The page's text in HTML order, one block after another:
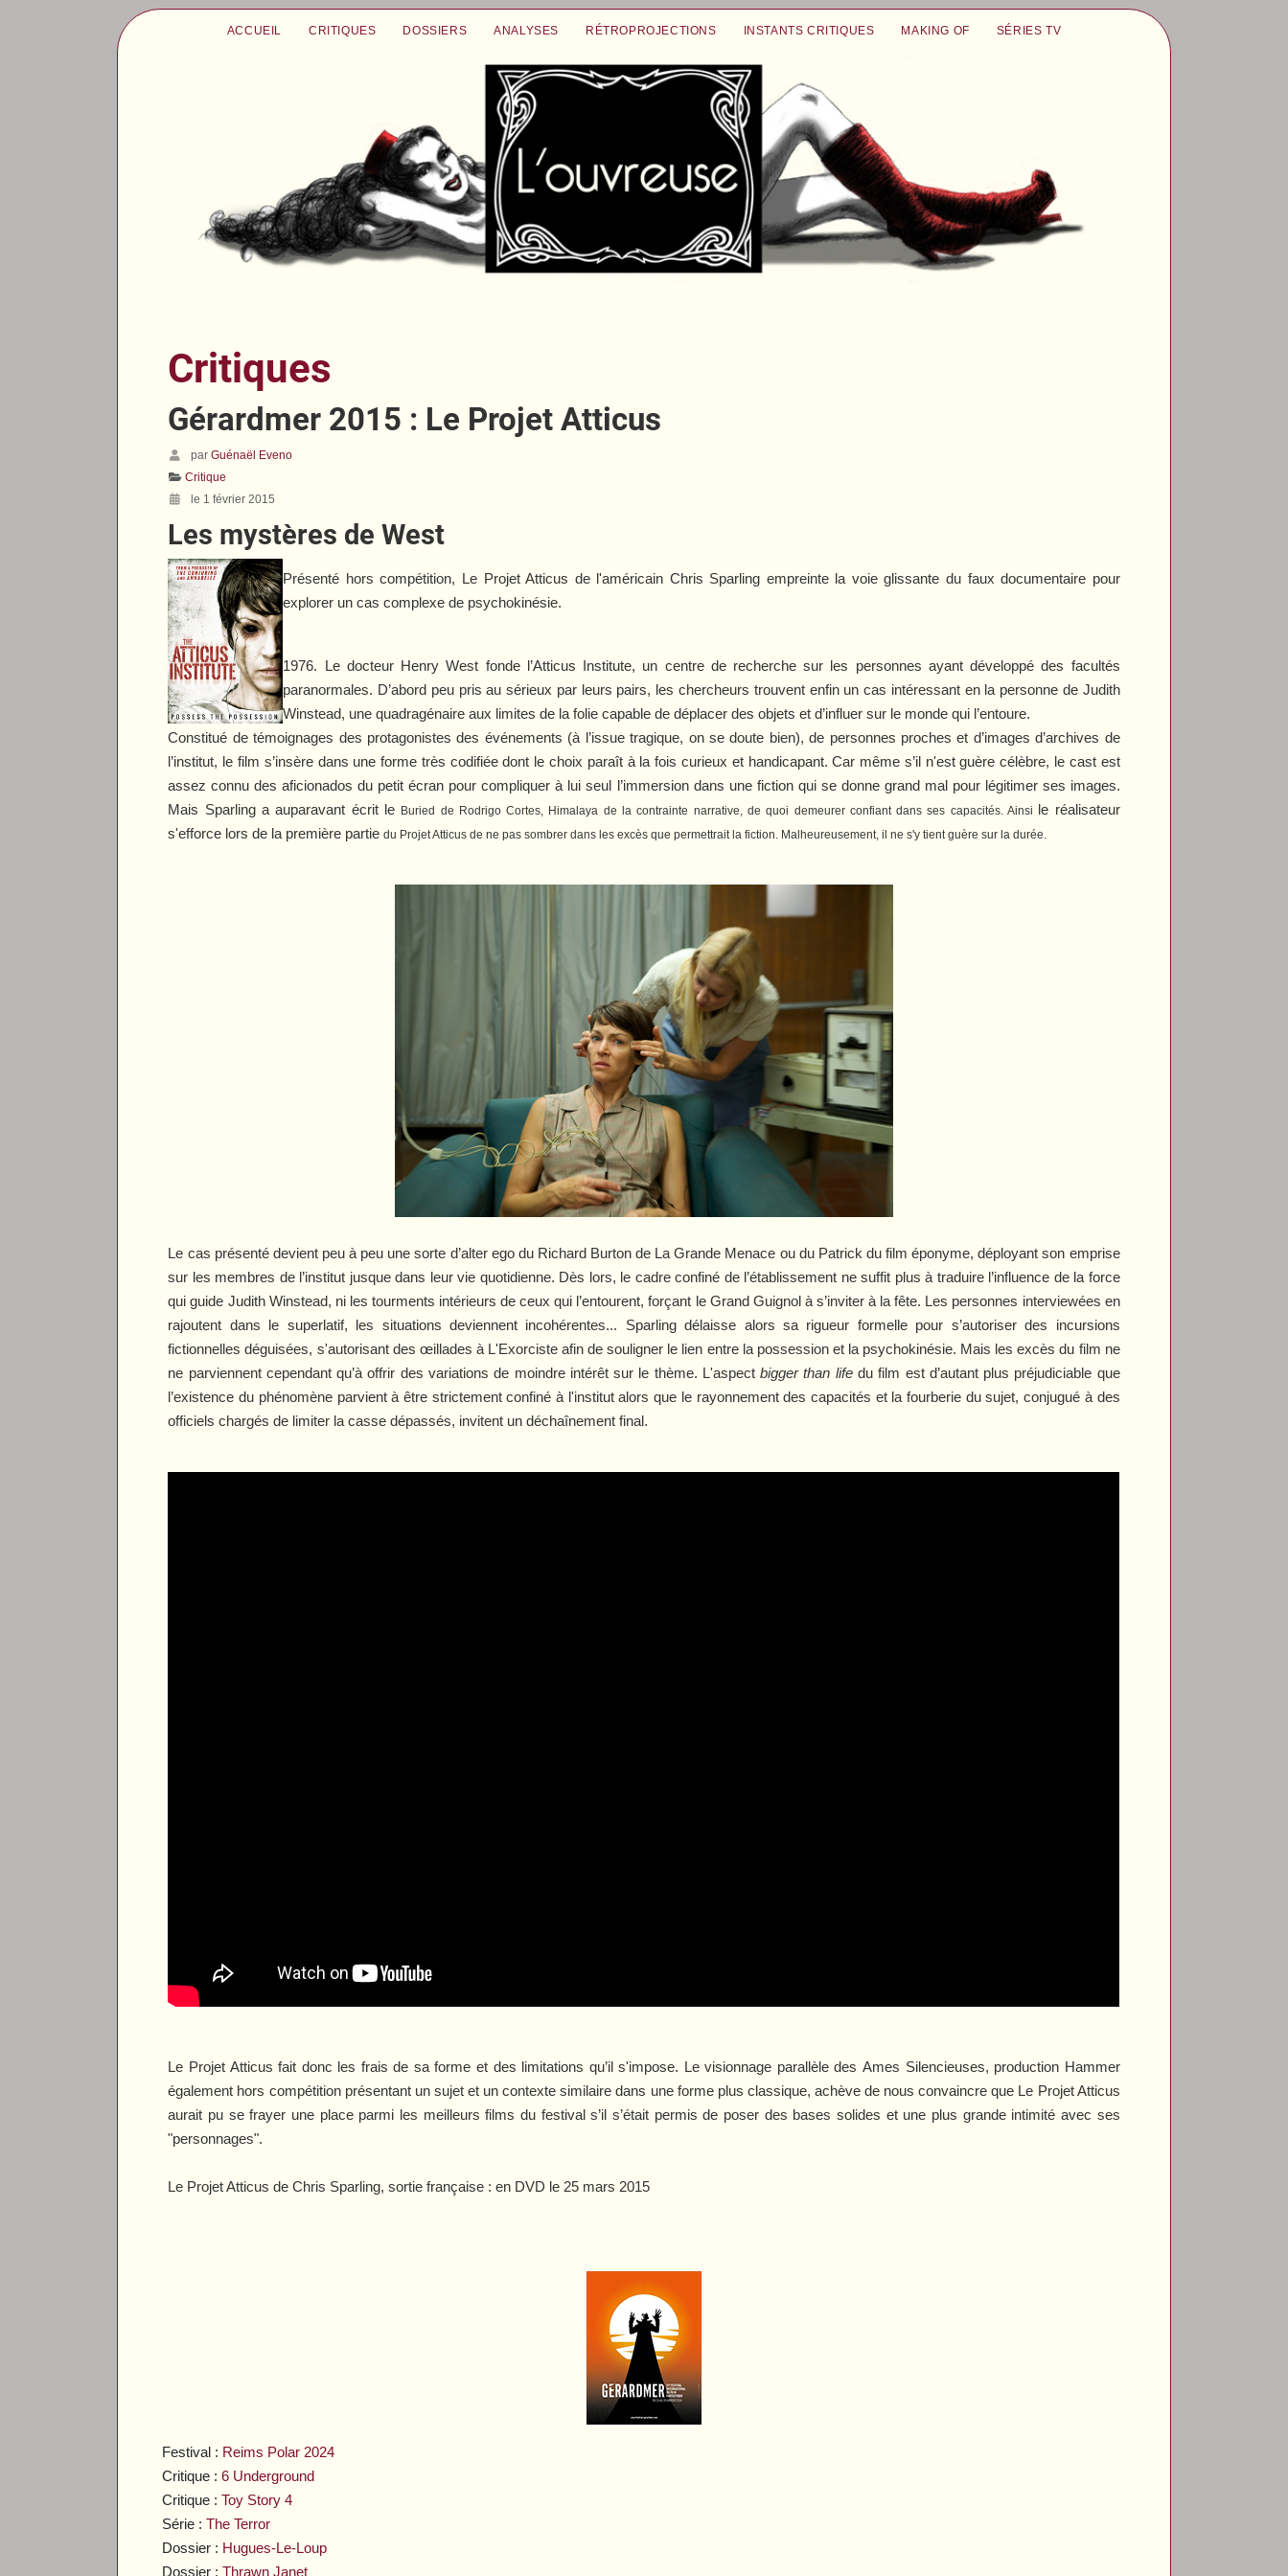
ACCUEIL CRITIQUES DOSSIERS ANALYSES RÉTROPROJECTIONS INSTANTS CRITIQUES MAKING OF SÉRIES TV
Festival : Reims Polar 2024
Critique :6 Underground
Critique :Toy Story 4
Série :The Terror
Dossier : Hugues-Le-Loup
Dossier :Thrawn Janet
Critiques
Gérardmer 2015 : Le Projet Atticus
parGuénaël Eveno
Critique
le 1 février 2015
Les mystères de West
Présenté hors compétition, Le Projet Atticus de l'américain Chris Sparling empreinte la voie glissante du faux documentaire pour
explorer un cas complexe de psychokinésie.
1976. Le docteur Henry West fonde l’Atticus Institute, un centre de recherche sur les personnes ayant développé des facultés
paranormales. D’abord peu pris au sérieux par leurs pairs, les chercheurs trouvent enfin un cas intéressant en la personne de Judith
Winstead, une quadragénaire aux limites de la folie capable de déplacer des objets et d’influer sur le monde qui l’entoure.
Constitué de témoignages des protagonistes des événements (à l’issue tragique, on se doute bien), de personnes proches et d’images d’archives de
l’institut, le film s’insère dans une forme très codifiée dont le choix paraît à la fois curieux et handicapant. Car même s’il n'est guère célèbre, le cast est
assez connu des aficionados du petit écran pour compliquer à lui seul l’immersion dans une fiction qui se donne grand mal pour légitimer ses images.
Mais Sparling a auparavant écrit le Buried de Rodrigo Cortes, Himalaya de la contrainte narrative, de quoi demeurer confiant dans ses capacités. Ainsi le réalisateur
s'efforce lors de la première partiedu Projet Atticus de ne pas sombrer dans les excès que permettrait la fiction . Malheureusement, il ne s'y tient guère sur la durée.
Le cas présenté devient peu à peu une sorte d’alter ego du Richard Burton de La Grande Menace ou du Patrick du film éponyme, déployant son emprise
sur les membres de l’institut jusque dans leur vie quotidienne. Dès lors, le cadre confiné de l’établissement ne suffit plus à traduire l’influence de la force
qui guide Judith Winstead, ni les tourments intérieurs de ceux qui l’entourent, forçant le Grand Guignol à s’inviter à la fête. Les personnes interviewées en
rajoutent dans le superlatif, les situations deviennent incohérentes... Sparling délaisse alors sa rigueur formelle pour s’autoriser des incursions
fictionnelles déguisées, s'autorisant des œillades à L'Exorcisteafin de souligner le lien entre la possession et la psychokinésie. Mais les excès du film ne
ne parviennent cependant qu’à offrir des variations de moindre intérêt sur le thème. L'aspectbigger than lifedu film est d’autant plus préjudiciable que
l’existence du phénomène parvient à être strictement confiné à l'institut alors que le rayonnement des capacités et la fourberie du sujet, conjugué à des
officiels chargés de limiter la casse dépassés, invitent un déchaînement final.
Le Projet Atticus fait donc les frais de sa forme et des limitations qu’il s'impose. Le visionnage parallèle des Ames Silencieuses, production Hammer
également hors compétition présentant un sujet et un contexte similaire dans une forme plus classique, achève de nous convaincre que Le Projet Atticus
aurait pu se frayer une place parmi les meilleurs films du festival s’il s’était permis de poser des bases solides et une plus grande intimité avec ses
"personnages".
Le Projet Atticus de Chris Sparling, sortie française : en DVD le 25 mars 2015